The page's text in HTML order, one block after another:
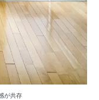
が共存